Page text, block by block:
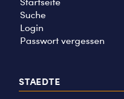
Suche
Login
Passwort vergessen
STAEDTE